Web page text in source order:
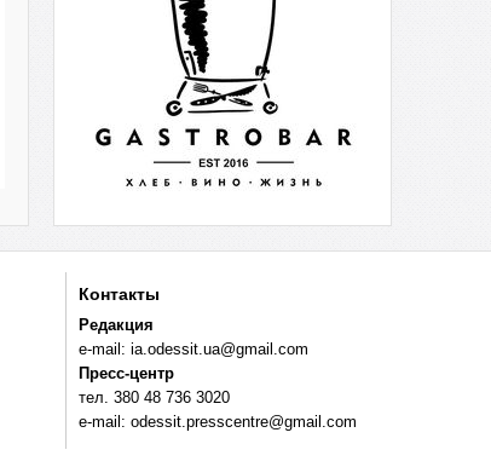
Контакты
Редакция
e-mail: ia.odessit.ua@gmail.com
Пресс-центр
тел. 380 48 736 3020
e-mail: odessit.presscentre@gmail.com